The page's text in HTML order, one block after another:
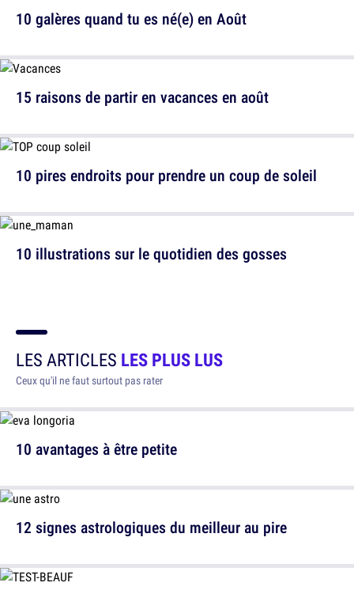
10 galères quand tu es né(e) en Août
10 pires endroits pour prendre un coup de soleil
15 raisons de partir en vacances en août
10 illustrations sur le quotidien des gosses
LES ARTICLES LES PLUS LUS
Ceux qu'il ne faut surtout pas rater
10 avantages à être petite
12 signes astrologiques du meilleur au pire